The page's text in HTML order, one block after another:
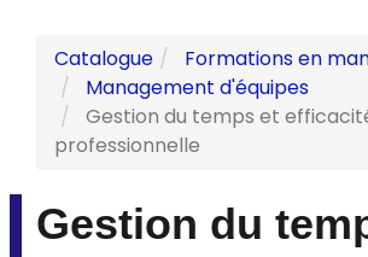
Catalogue
Formations en
Management d'équipes
Gestion du temps et
professionnelle
Gestion du